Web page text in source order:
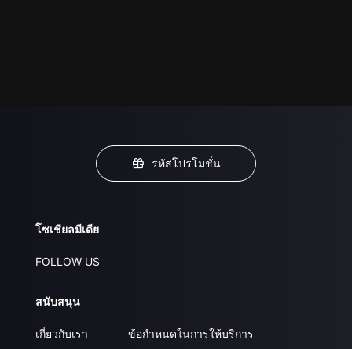
รหัสโปรโมชั่น
โซเชียลมีเดีย
FOLLOW US
สนับสนุน
เกี่ยวกับเรา
ข้อกำหนดในการให้บริการ